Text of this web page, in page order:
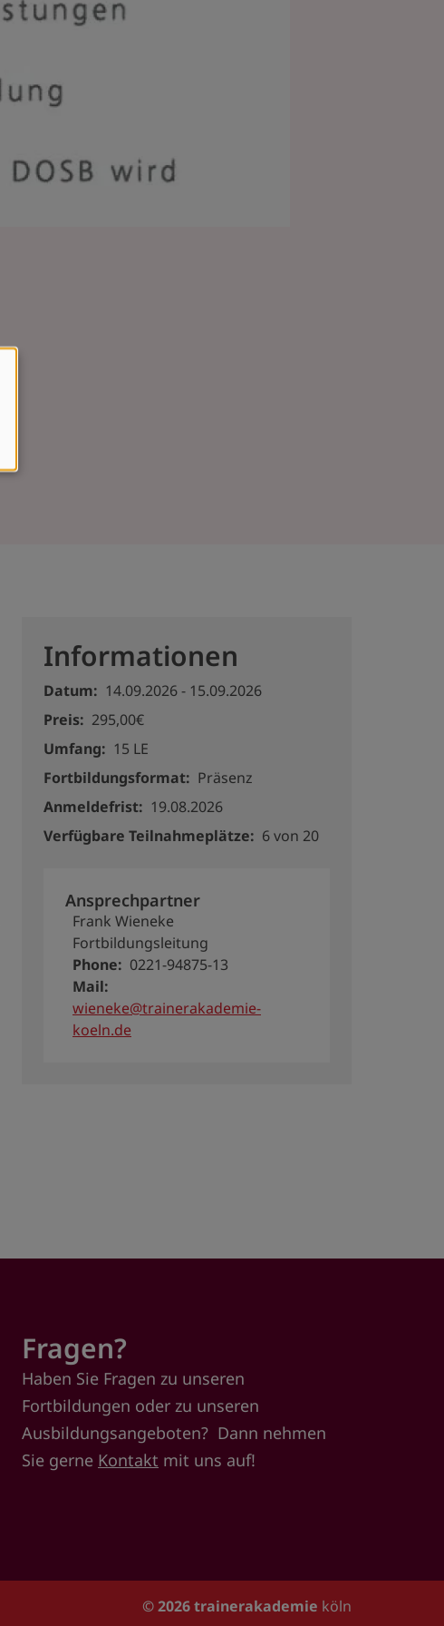
Informationen
Datum 14.09.2026- 15.09.2026
Preis
295,00€
Umfang
15 LE
Fortbildungsformat
Präsenz
Anmeldefrist
19.08.2026
Verfügbare Teilnahmeplätze
6 von 20
Ansprechpartner
Frank Wieneke
Fortbildungsleitung
Phone
0221-94875-13
Mail
wieneke@trainerakademie-
koeln.de
Fragen?
Haben Sie Fragen zu unseren
Fortbildungen oder zu unseren
Ausbildungsangeboten? Dann nehmen
Sie gerne Kontakt mit uns auf!
© 2026trainerakademie köln